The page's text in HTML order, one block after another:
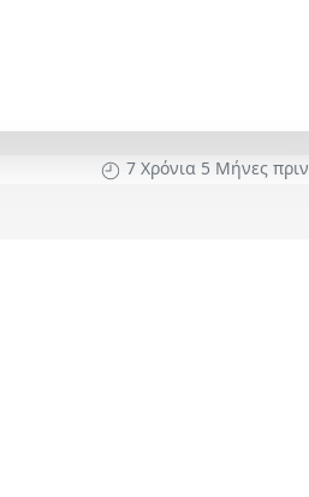
7 Χρόνια 5 Μήνες πριν